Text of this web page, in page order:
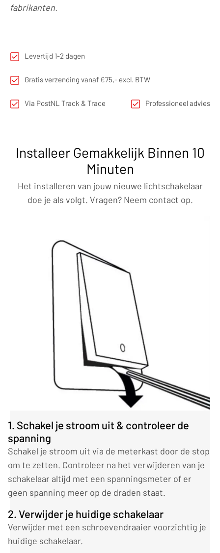
fabrikanten.
Levertijd 1-2 dagen
Gratis verzending vanaf €75,- excl. BTW
Via PostNL Track & Trace Professioneel advies
Installeer Gemakkelijk Binnen 10
Minuten
Het installeren van jouw nieuwe lichtschakelaar
doe je als volgt. Vragen? Neem contact op.
1. Schakel je stroom uit & controleer de
spanning
Schakel je stroom uit via de meterkast door de stop
om te zetten. Controleer na het verwijderen van je
schakelaar altijd met een spanningsmeter of er
geen spanning meer op de draden staat.
2. Verwijder je huidige schakelaar
Verwijder met een schroevendraaier voorzichtig je
huidige schakelaar.